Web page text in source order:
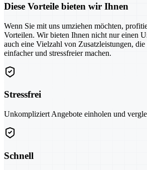
Diese Vorteile bieten wir Ihnen
Wenn Sie mit uns umziehen möchten,
Vorteilen. Wir bieten Ihnen nicht nur einen
auch eine Vielzahl von Zusatzleistungen,
einfacher und stressfreier machen.
Stressfrei
Unkompliziert Angebote einholen und
Schnell